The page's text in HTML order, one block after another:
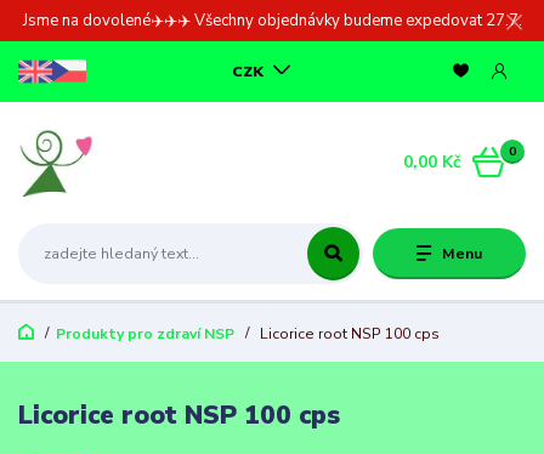
Jsme na dovolené✈️✈️✈️ Všechny objednávky budeme expedovat 27.7.
Menu
CZK
0
0,00 Kč
Produkty pro zdraví NSP Licorice root NSP 100 cps
Licorice root NSP 100 cps